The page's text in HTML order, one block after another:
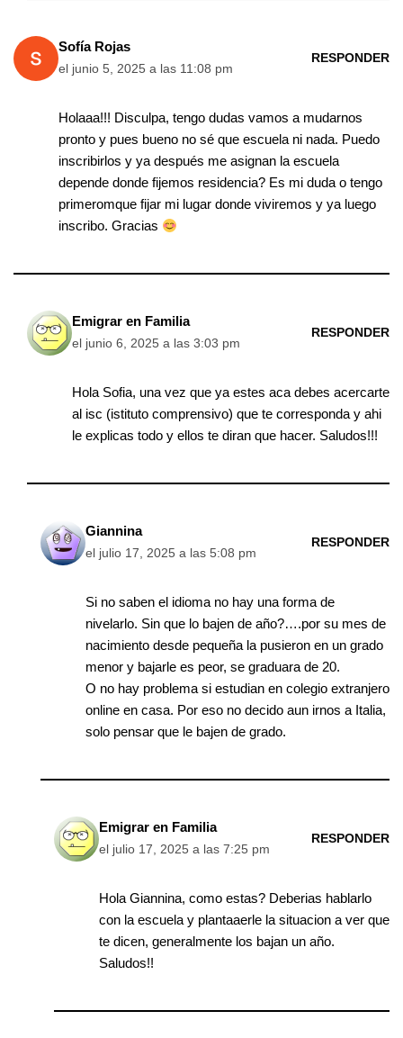
Sofía Rojas
el junio 5, 2025 a las 11:08 pm
RESPONDER
Holaaa!!! Disculpa, tengo dudas vamos a mudarnos
pronto y pues bueno no sé que escuela ni nada. Puedo
inscribirlos y ya después me asignan la escuela
depende donde fijemos residencia? Es mi duda o tengo
primeromque fijar mi lugar donde viviremos y ya luego
inscribo. Gracias
Emigrar en Familia
el junio 6, 2025 a las 3:03 pm
RESPONDER
Hola Sofia, una vez que ya estes aca debes acercarte
al isc (istituto comprensivo) que te corresponda y ahi
le explicas todo y ellos te diran que hacer. Saludos!!!
Giannina
el julio 17, 2025 a las 5:08 pm
RESPONDER
Si no saben el idioma no hay una forma de
nivelarlo. Sin que lo bajen de año?….por su mes de
nacimiento desde pequeña la pusieron en un grado
menor y bajarle es peor, se graduara de 20.
O no hay problema si estudian en colegio extranjero
online en casa. Por eso no decido aun irnos a Italia,
solo pensar que le bajen de grado.
Emigrar en Familia
el julio 17, 2025 a las 7:25 pm
RESPONDER
Hola Giannina, como estas? Deberias hablarlo
con la escuela y plantaaerle la situacion a ver que
te dicen, generalmente los bajan un año.
Saludos!!